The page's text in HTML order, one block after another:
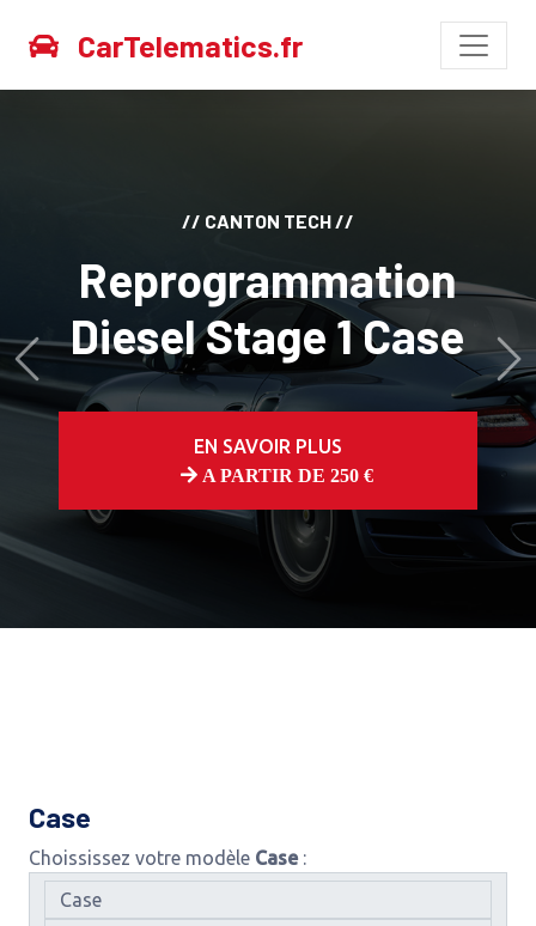
CarTelematics.fr
// CANTON TECH //
Reprogrammation
Diesel Stage 1 Case
EN SAVOIR PLUS
A PARTIR DE 250 €
Avant
Case
Choississez votre modèle Case: